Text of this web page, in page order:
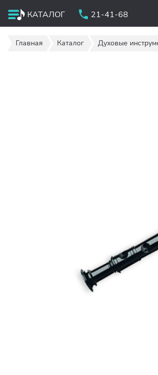
КАТАЛОГ 21-41-68
Главная Каталог Духовые